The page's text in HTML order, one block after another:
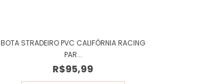
BOTA STRADEIRO PVC CALIFÓRNIA RACING
PAR...
R$95,99